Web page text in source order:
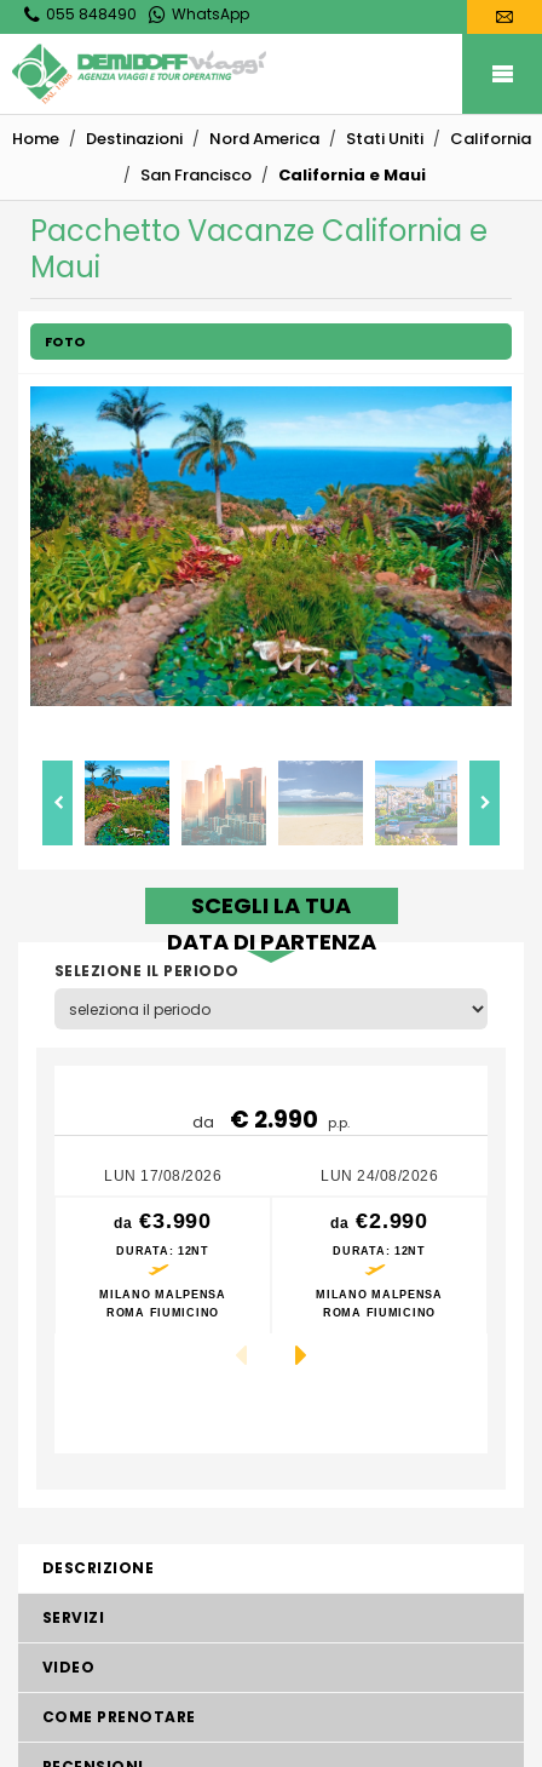
055 848490 WhatsApp
Home Destinazioni Nord America Stati Uniti
California
San Francisco
California e Maui
Pacchetto Vacanze California e
Maui
FOTO
SCEGLI LA TUA
DATA DI PARTENZA
SELEZIONE IL PERIODO
da € 2.990 p.p.
LUN 17/08/2026
da €3.990
DURATA : 12NT
MILANO MALPENSA
ROMA FIUMICINO
LUN 24/08/2026
da €2.990
DURATA : 12NT
MILANO MALPENSA
ROMA FIUMICINO
DESCRIZIONE
SERVIZI
VIDEO
COME PRENOTARE